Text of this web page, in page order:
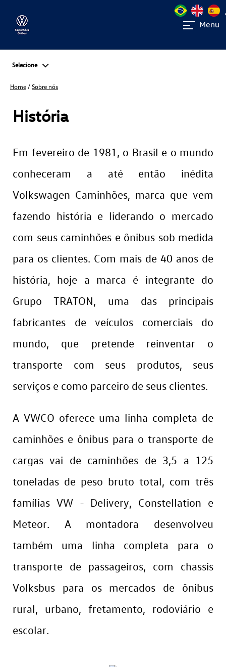
Menu
Selecione
Home / Sobre nós
História
Em fevereiro de 1981, o Brasil e o mundo
conheceram a até então inédita
Volkswagen Caminhões, marca que vem
fazendo história e liderando o mercado
com seus caminhões e ônibus sob medida
para os clientes. Com mais de 40 anos de
história, hoje a marca é integrante do
Grupo TRATON, uma das principais
fabricantes de veículos comerciais do
mundo, que pretende reinventar o
transporte com seus produtos, seus
serviços e como parceiro de seus clientes.
A VWCO oferece uma linha completa de
caminhões e ônibus para o transporte de
cargas vai de caminhões de 3,5 a 125
toneladas de peso bruto total, com três
famílias VW - Delivery, Constellation e
Meteor. A montadora desenvolveu
também uma linha completa para o
transporte de passageiros, com chassis
Volksbus para os mercados de ônibus
rural, urbano, fretamento, rodoviário e
escolar.